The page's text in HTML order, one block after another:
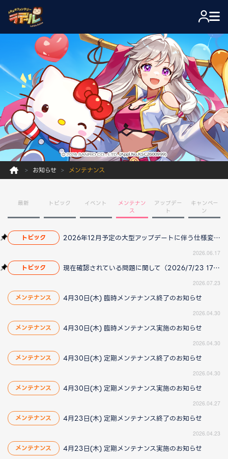
お知らせ メンテナンス
最新 トピック イベント
メンテナン
ス
アップデー
ト
キャンペー
ン
トピック 2026年12月予定の大型アップデートに伴う仕様変更のお知らせ
2026.06.17
トピック 現在確認されている問題に関して（2026/7/23 17:00更新）
2026.07.23
メンテナンス 4月30日(木) 臨時メンテナンス終了のお知らせ
2026.04.30
メンテナンス 4月30日(木) 臨時メンテナンス実施のお知らせ
2026.04.30
メンテナンス 4月30日(木) 定期メンテナンス終了のお知らせ
2026.04.30
メンテナンス 4月30日(木) 定期メンテナンス実施のお知らせ
2026.04.27
メンテナンス 4月23日(木) 定期メンテナンス終了のお知らせ
2026.04.23
メンテナンス 4月23日(木) 定期メンテナンス実施のお知らせ